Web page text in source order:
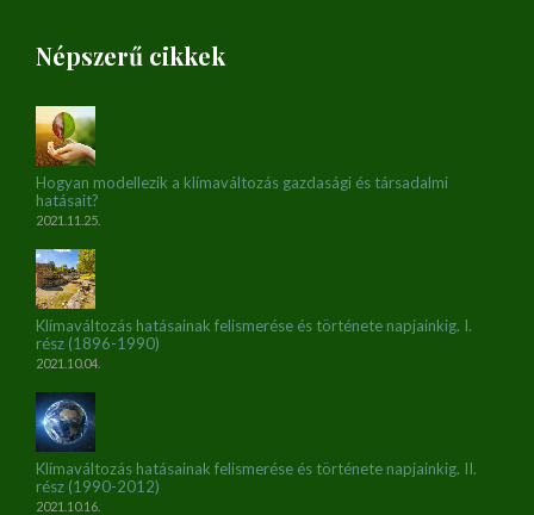
Népszerű cikkek
Hogyan modellezik a klímaváltozás gazdasági és társadalmi
hatásait?
2021.11.25.
Klímaváltozás hatásainak felismerése és története napjainkig. I.
rész (1896-1990)
2021.10.04.
Klímaváltozás hatásainak felismerése és története napjainkig. II.
rész (1990-2012)
2021.10.16.